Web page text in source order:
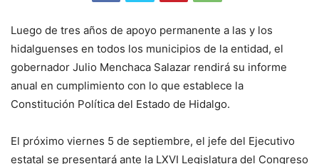
Luego de tres años de apoyo permanente a las y los
hidalguenses en todos los municipios de la entidad, el
gobernador Julio Menchaca Salazar rendirá su informe
anual en cumplimiento con lo que establece la
Constitución Política del Estado de Hidalgo.
El próximo viernes 5 de septiembre, el jefe del Ejecutivo
estatal se presentará ante la LXVI Legislatura del Congreso